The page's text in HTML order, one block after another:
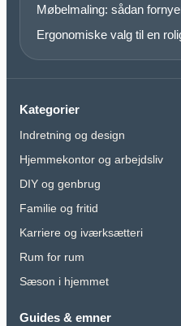
Møbelmaling: sådan
Ergonomiske valg til en
Kategorier
Indretning og design
Hjemmekontor og arbejdsliv
DIY og genbrug
Familie og fritid
Karriere og iværksætteri
Rum for rum
Sæson i hjemmet
Guides & emner